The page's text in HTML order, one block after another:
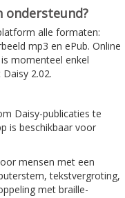
ondersteund?
alle formaten:
mp3 en ePub. Online
momenteel enkel
2.02.
Daisy-publicaties te
is beschikbaar voor
mensen met een
tekstvergroting,
met braille-